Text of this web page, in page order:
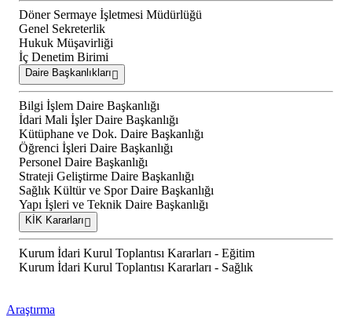
Döner Sermaye İşletmesi Müdürlüğü
Genel Sekreterlik
Hukuk Müşavirliği
İç Denetim Birimi
Daire Başkanlıkları
Bilgi İşlem Daire Başkanlığı
İdari Mali İşler Daire Başkanlığı
Kütüphane ve Dok. Daire Başkanlığı
Öğrenci İşleri Daire Başkanlığı
Personel Daire Başkanlığı
Strateji Geliştirme Daire Başkanlığı
Sağlık Kültür ve Spor Daire Başkanlığı
Yapı İşleri ve Teknik Daire Başkanlığı
KİK Kararları
Kurum İdari Kurul Toplantısı Kararları - Eğitim
Kurum İdari Kurul Toplantısı Kararları - Sağlık
Araştırma